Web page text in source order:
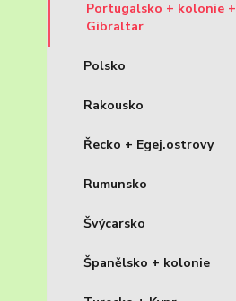
Portugalsko + kolonie +
Gibraltar
Polsko
Rakousko
Řecko + Egej.ostrovy
Rumunsko
Švýcarsko
Španělsko + kolonie